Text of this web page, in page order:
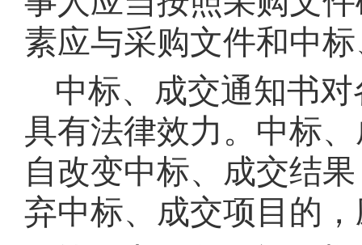
素应与采购文件和中
中标、成交通知书
具有法律效力。中标
自改变中标、成交结
弃中标、成交项目的